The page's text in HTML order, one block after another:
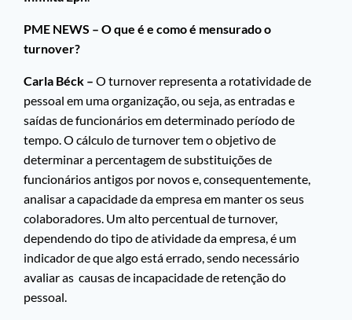
PME NEWS – O que é e como é mensurado o
turnover?
Carla Béck – O turnover representa a rotatividade de
pessoal em uma organização, ou seja, as entradas e
saídas de funcionários em determinado período de
tempo. O cálculo de turnover tem o objetivo de
determinar a percentagem de substituições de
funcionários antigos por novos e, consequentemente,
analisar a capacidade da empresa em manter os seus
colaboradores. Um alto percentual de turnover,
dependendo do tipo de atividade da empresa, é um
indicador de que algo está errado, sendo necessário
avaliar as causas de incapacidade de retenção do
pessoal.